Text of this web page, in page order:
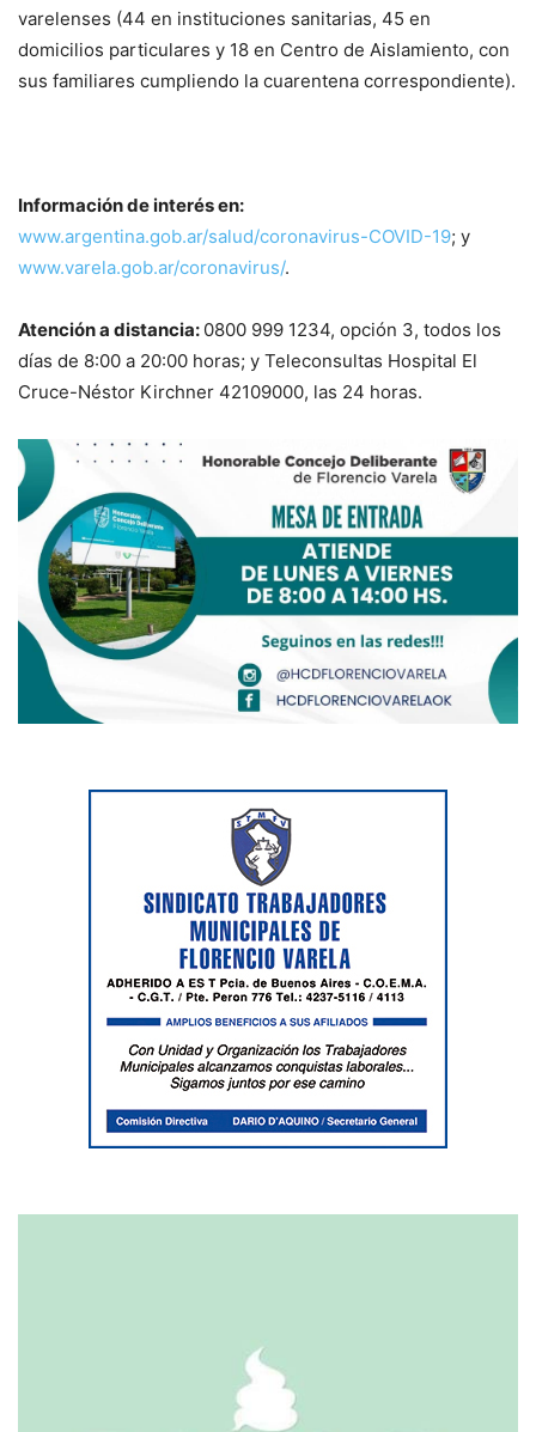
varelenses (44 en instituciones sanitarias, 45 en
domicilios particulares y 18 en Centro de Aislamiento, con
sus familiares cumpliendo la cuarentena correspondiente).
Información de interés en:
www.argentina.gob.ar/salud/coronavirus-COVID-19; y
www.varela.gob.ar/coronavirus/.
Atención a distancia: 0800 999 1234, opción 3, todos los
días de 8:00 a 20:00 horas; y Teleconsultas Hospital El
Cruce-Néstor Kirchner 42109000, las 24 horas.